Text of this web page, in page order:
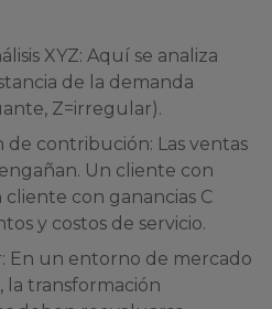
XYZ: Aquí se analiza
de la demanda
Z=irregular).
contribución: Las ventas
Un cliente con
con ganancias C
y costos de servicio.
En un entorno de mercado
la transformación